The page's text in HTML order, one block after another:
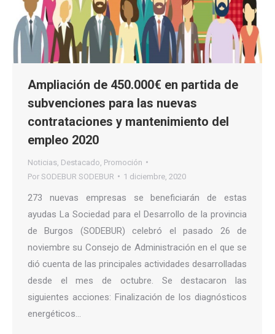
Ampliación de 450.000€ en partida de
subvenciones para las nuevas
contrataciones y mantenimiento del
empleo 2020
Noticias Destacado Promoción
Por SODEBUR SODEBUR 1 diciembre, 2020
273 nuevas empresas se beneficiarán de estas
ayudas La Sociedad para el Desarrollo de la provincia
de Burgos (SODEBUR) celebró el pasado 26 de
noviembre su Consejo de Administración en el que se
dió cuenta de las principales actividades desarrolladas
desde el mes de octubre. Se destacaron las
siguientes acciones: Finalización de los diagnósticos
energéticos…